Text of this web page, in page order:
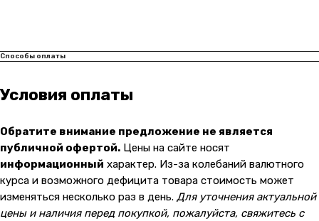
Способы оплаты
Условия оплаты
Обратите внимание предложение не является
публичной офертой. Цены на сайте носят
информационный характер. Из-за колебаний валютного
курса и возможного дефицита товара стоимость может
изменяться несколько раз в день. Для уточнения актуальной
цены и наличия перед покупкой, пожалуйста, свяжитесь с
+7 (965) 666-66-89(WhatsАpp)
Контакты